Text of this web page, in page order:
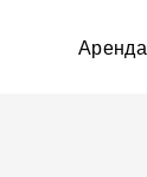
Аренда